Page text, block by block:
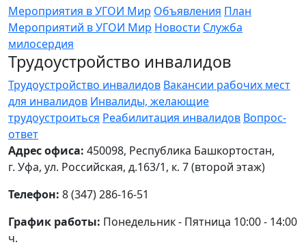
Мероприятия в УГОИ Мир Объявления План
Мероприятий в УГОИ Мир Новости Служба
милосердия
Трудоустройство инвалидов
Трудоустройство инвалидов Вакансии рабочих мест
для инвалидов Инвалиды, желающие
трудоустроиться Реабилитация инвалидов Вопрос-
ответ
Адрес офиса: 450098, Республика Башкортостан,
г. Уфа, ул. Российская, д.163/1, к. 7 (второй этаж)
Телефон: 8 (347) 286-16-51
График работы: Понедельник - Пятница 10:00 - 14:00
ч.